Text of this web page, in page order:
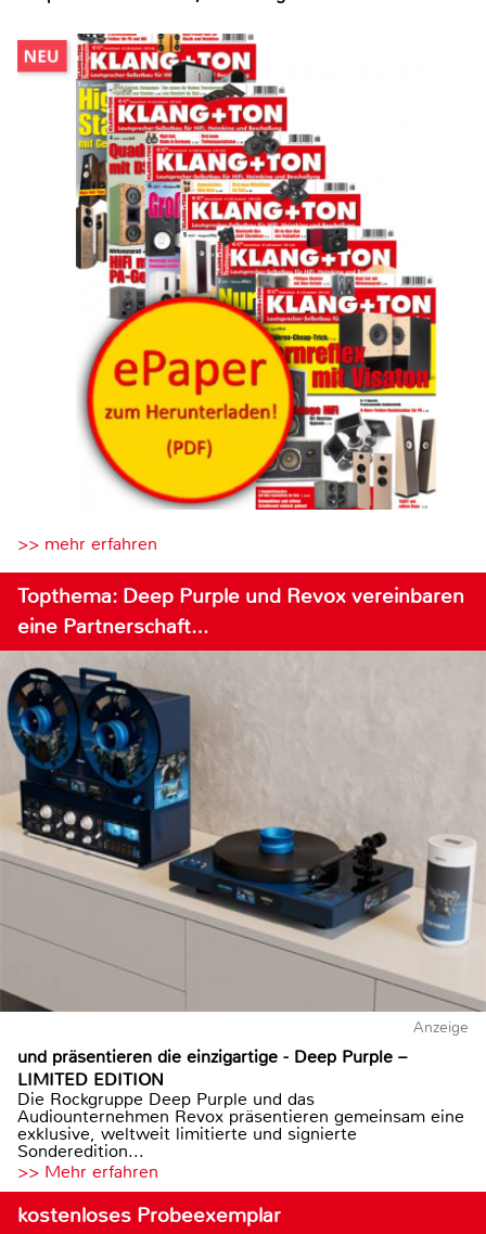
>> mehr erfahren
Topthema: Deep Purple und Revox vereinbaren
eine Partnerschaft…
Anzeige
und präsentieren die einzigartige - Deep Purple –
LIMITED EDITION
Die Rockgruppe Deep Purple und das
Audiounternehmen Revox präsentieren gemeinsam eine
exklusive, weltweit limitierte und signierte
Sonderedition...
>> Mehr erfahren
kostenloses Probeexemplar